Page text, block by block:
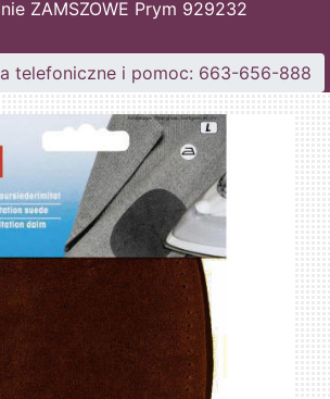
ZAMSZOWE Prym 929232
telefoniczne i pomoc: 663-656-888